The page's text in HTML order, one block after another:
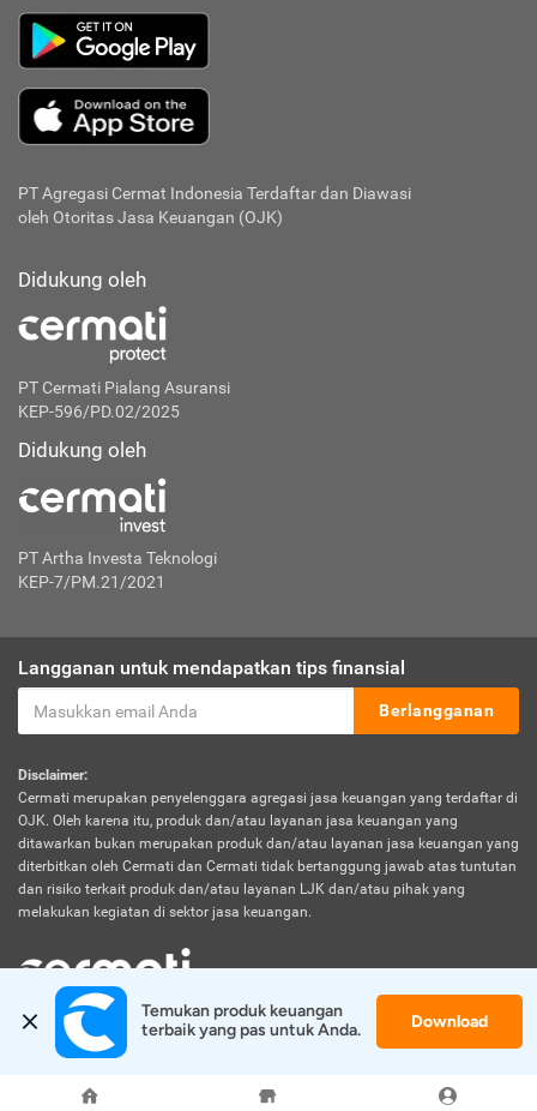
PT Agregasi Cermat Indonesia Terdaftar dan Diawasi
oleh Otoritas Jasa Keuangan (OJK)
Didukung oleh
PT Cermati Pialang Asuransi
KEP-596/PD.02/2025
Didukung oleh
PT Artha Investa Teknologi
KEP-7/PM.21/2021
Langganan untuk mendapatkan tips finansial
Berlangganan
Disclaimer:
Cermati merupakan penyelenggara agregasi jasa keuangan yang terdaftar di
OJK. Oleh karena itu, produk dan/atau layanan jasa keuangan yang
ditawarkan bukan merupakan produk dan/atau layanan jasa keuangan yang
diterbitkan oleh Cermati dan Cermati tidak bertanggung jawab atas tuntutan
dan risiko terkait produk dan/atau layanan LJK dan/atau pihak yang
melakukan kegiatan di sektor jasa keuangan.
© 2026 Cermati. All Rights Reserved.
Temukan produk keuangan
terbaik yang pas untuk Anda.
Download